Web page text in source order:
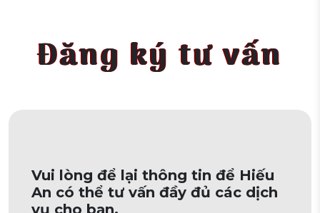
Đăng ký tư vấn
Vui lòng để lại thông tin để Hiếu
An có thể tư vấn đầy đủ các dịch